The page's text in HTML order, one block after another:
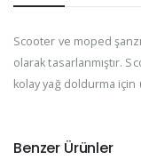
Scooter ve moped
olarak tasarlanmıştır.
kolay yağ doldurma için
Benzer Ürünler